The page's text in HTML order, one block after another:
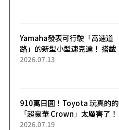
Yamaha發表可行駛「高速道
路」的新型小型速克達！ 搭載
能享受超強勁「渦輪感」的動
2026.07.13
910萬日圓！Toyota 玩真的的
「超豪華 Crown」太厲害了！
採用由「匠人技藝」打造的
2026.07.19